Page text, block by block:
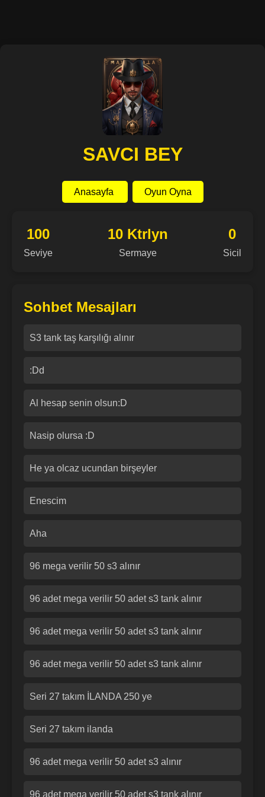
SAVCI BEY
Anasayfa Oyun Oyna
100
Seviye
10 Ktrlyn
Sermaye
0
Sicil
Sohbet Mesajları
S3 tank taş karşılığı alınır
:Dd
Al hesap senin olsun:D
Nasip olursa :D
He ya olcaz ucundan birşeyler
Enescim
Aha
96 mega verilir 50 s3 alınır
96 adet mega verilir 50 adet s3 tank alınır
96 adet mega verilir 50 adet s3 tank alınır
96 adet mega verilir 50 adet s3 tank alınır
Seri 27 takım İLANDA 250 ye
Seri 27 takım ilanda
96 adet mega verilir 50 adet s3 alınır
96 adet mega verilir 50 adet s3 tank alınır